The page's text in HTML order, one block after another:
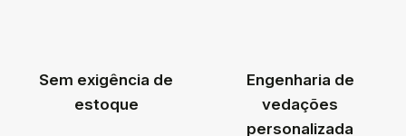
Sem exigência de
estoque
Engenharia de
vedações
personalizada